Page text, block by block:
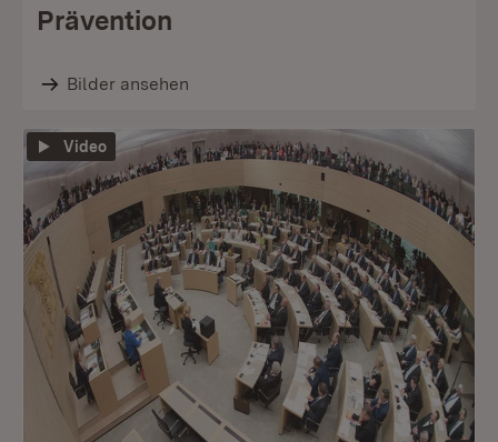
Prävention
Bilder ansehen
Video